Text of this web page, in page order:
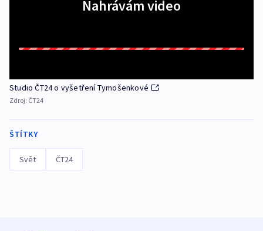
Nahrávám video
Studio ČT24 o vyšetření Tymošenkové
Zdroj: ČT24
ŠTÍTKY
Svět ČT24